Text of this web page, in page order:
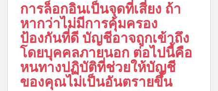
การล็อกอินเป็นจุดที่เสี่ยง ถ้า
หากว่าไม่มีการคุ้มครอง
ป้องกันที่ดี บัญชีอาจถูกเข้าถึง
โดยบุคคลภายนอก ต่อไปนี้คือ
หนทางปฏิบัติที่ช่วยให้บัญชี
ของคุณไม่เป็นอันตรายขึ้น